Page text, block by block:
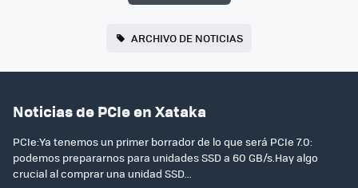
ARCHIVO DE NOTICIAS
Noticias de PCIe en Xataka
PCIe:Ya tenemos un primer borrador de lo que será PCIe 7.0:
podemos prepararnos para unidades SSD a 60 GB/s.Hay algo
crucial al comprar una unidad SSD...